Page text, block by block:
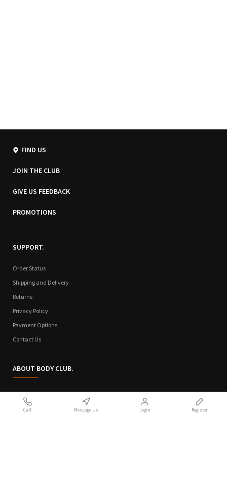
FIND US
JOIN THE CLUB
GIVE US FEEDBACK
PROMOTIONS
SUPPORT.
Order Status
Shipping and Delivery
Returns
Privacy Policy
Payment Options
Contact Us
ABOUT BODY CLUB.
Call Message Us Login Register